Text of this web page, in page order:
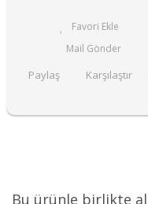
Mail Gönder
Paylaş Karşılaştır
Bu ürünle birlikte